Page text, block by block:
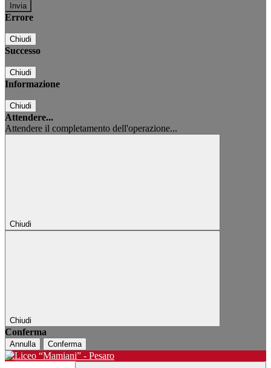
Errore
Chiudi
Successo
Chiudi
Informazione
Chiudi
Attendere...
Attendere il completamento dell'operazione...
Chiudi
Chiudi
Conferma
Annulla Conferma